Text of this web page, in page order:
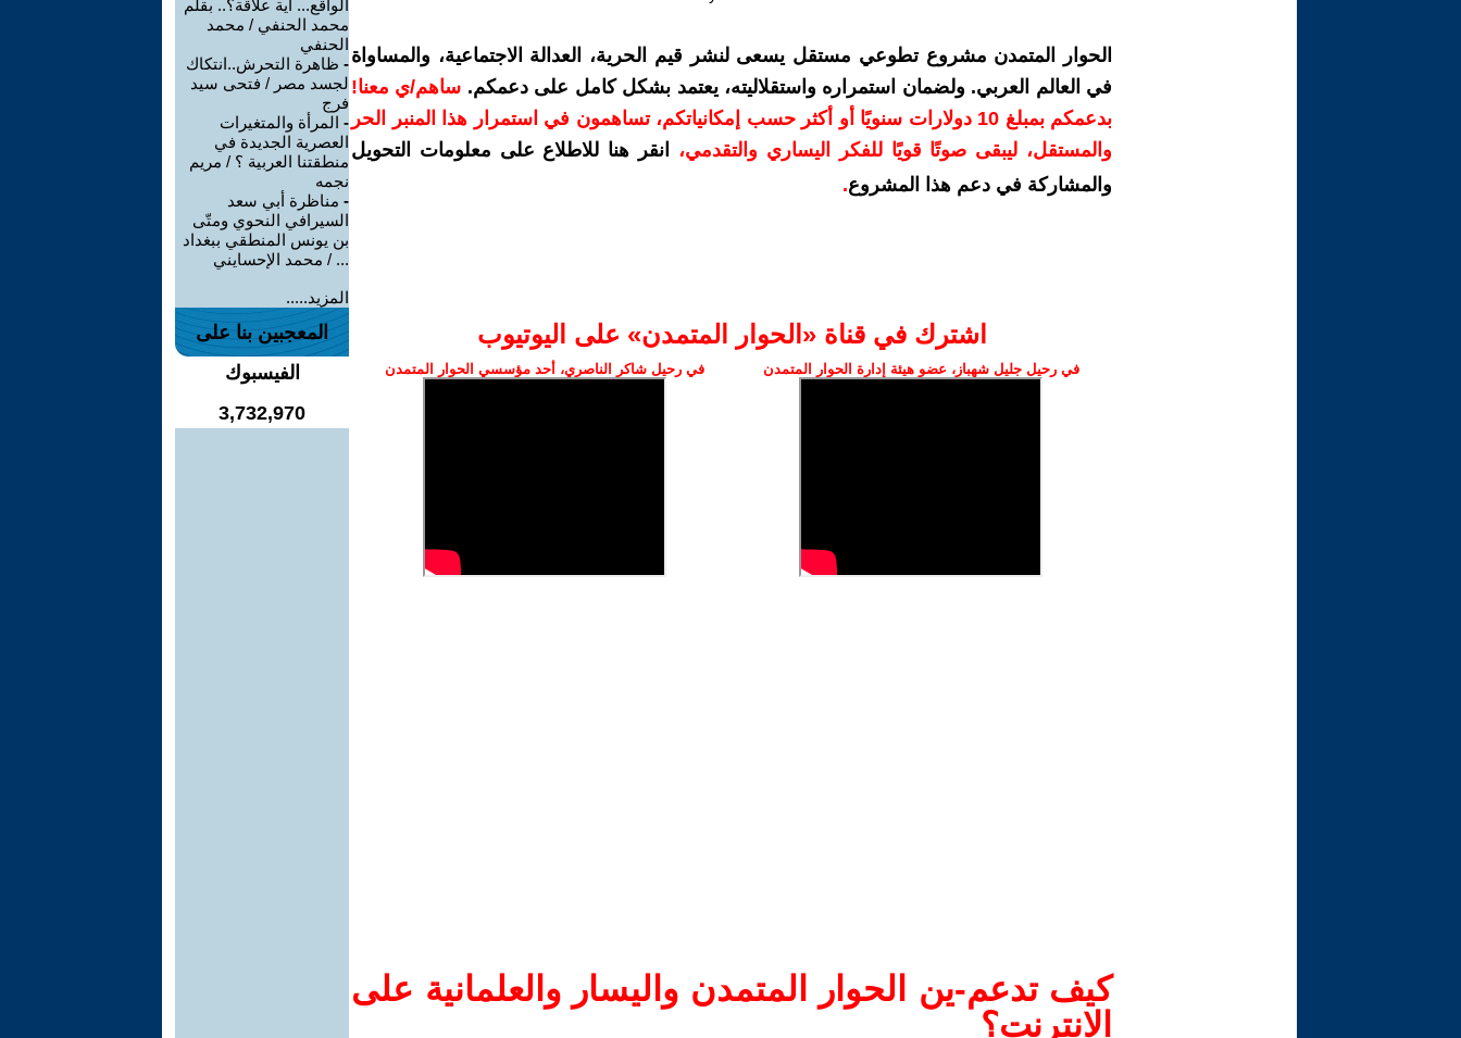
الحوار المتمدن مشروع تطوعي مستقل يسعى لنشر قيم الحرية، العدالة الاجتماعية، والمساواة
في العالم العربي. ولضمان استمراره واستقلاليته، يعتمد بشكل كامل على دعمكم. ساهم/ي معنا!
بدعمكم بمبلغ 10 دولارات سنويًا أو أكثر حسب إمكانياتكم، تساهمون في استمرار هذا المنبر الحر
والمستقل، ليبقى صوتًا قويًا للفكر اليساري والتقدمي،
انقر هنا للاطلاع على معلومات التحويل
والمشاركة في دعم هذا المشروع.
اشترك في قناة ‫«الحوار المتمدن» على اليوتيوب
في رحيل جليل شهباز، عضو هيئة إدارة الحوار المتمدن في رحيل شاكر الناصري، أحد مؤسسي الحوار المتمدن
كيف تدعم-ين الحوار المتمدن واليسار والعلمانية على
الانترنت؟
الواقع... أية علاقة؟.. بقلم
محمد الحنفي / محمد
الحنفي
- ظاهرة التحرش..انتكاك
لجسد مصر / فتحى سيد
فرج
- المرأة والمتغيرات
العصرية الجديدة في
منطقتنا العربية ؟ / مريم
نجمه
- مناظرة أبي سعد
السيرافي النحوي ومتّى
بن يونس المنطقي ببغداد
... / محمد الإحسايني
المزيد.....
المعجبين بنا على
الفيسبوك
3,732,970